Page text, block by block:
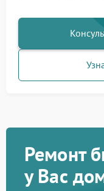
Ремонт
у Вас